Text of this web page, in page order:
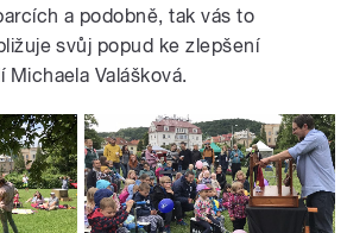
a podobně, tak vás to
svůj popud ke zlepšení
Valášková.